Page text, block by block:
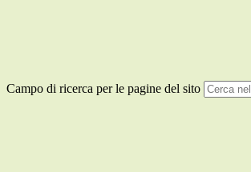
Campo di ricerca per le pagine del sito